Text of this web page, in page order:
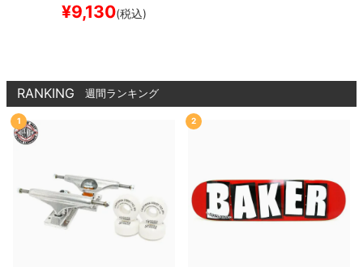
¥9,130(税込)
RANKING 週間ランキング
1 2